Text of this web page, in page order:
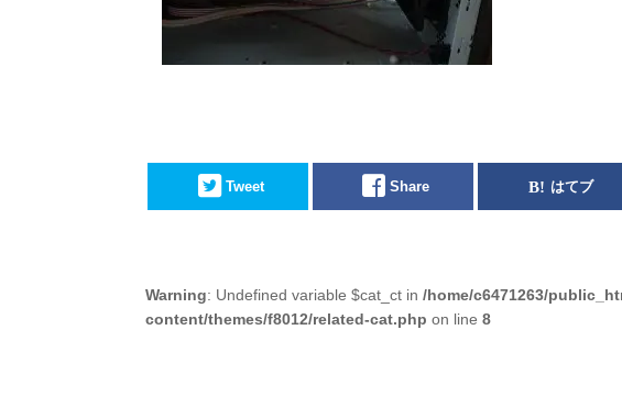
Tweet Share はてブ
Warning: Undefined variable $cat_ct in /home/c6471263/
content/themes/f8012/related-cat.php on line 8